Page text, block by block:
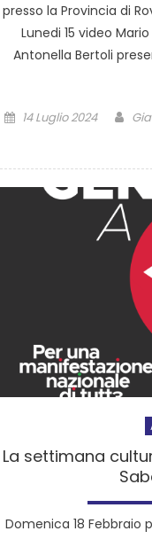
presso la Provincia di
Lunedi 15 video
Antonella Bertoli
14 Luglio 2024
La settimana
Domenica 18 Febbraio